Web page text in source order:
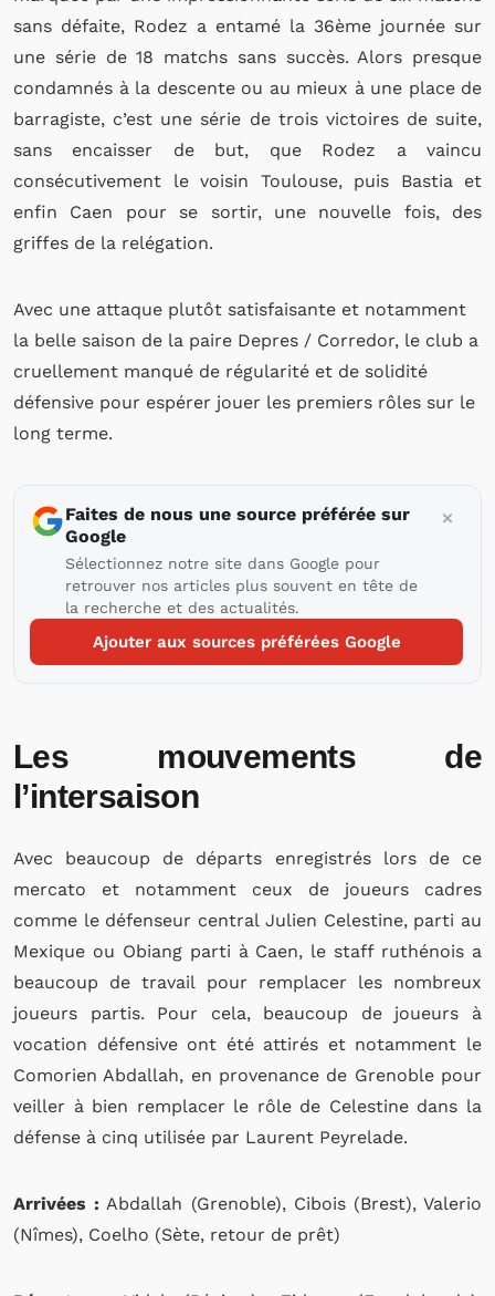
sans défaite, Rodez a entamé la 36ème journée sur
une série de 18 matchs sans succès. Alors presque
condamnés à la descente ou au mieux à une place de
barragiste, c’est une série de trois victoires de suite,
sans encaisser de but, que Rodez a vaincu
consécutivement le voisin Toulouse, puis Bastia et
enfin Caen pour se sortir, une nouvelle fois, des
griffes de la relégation.
Avec une attaque plutôt satisfaisante et notamment
la belle saison de la paire Depres / Corredor, le club a
cruellement manqué de régularité et de solidité
défensive pour espérer jouer les premiers rôles sur le
long terme.
Faites de nous une source préférée sur
Google
Sélectionnez notre site dans Google pour
retrouver nos articles plus souvent en tête de
la recherche et des actualités.
Ajouter aux sources préférées Google
Les mouvements de
l’intersaison
Avec beaucoup de départs enregistrés lors de ce
mercato et notamment ceux de joueurs cadres
comme le défenseur central Julien Celestine, parti au
Mexique ou Obiang parti à Caen, le staff ruthénois a
beaucoup de travail pour remplacer les nombreux
joueurs partis. Pour cela, beaucoup de joueurs à
vocation défensive ont été attirés et notamment le
Comorien Abdallah, en provenance de Grenoble pour
veiller à bien remplacer le rôle de Celestine dans la
défense à cinq utilisée par Laurent Peyrelade.
Arrivées : Abdallah (Grenoble), Cibois (Brest), Valerio
(Nîmes), Coelho (Sète, retour de prêt)